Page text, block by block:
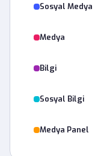
Sosyal Medya
Medya
Bilgi
Sosyal Bilgi
Medya Panel